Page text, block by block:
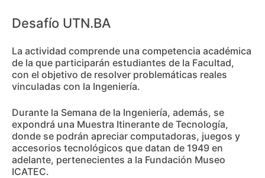
Desafío UTN.BA
La actividad comprende una competencia académica
de la que participarán estudiantes de la Facultad,
con el objetivo de resolver problemáticas reales
vinculadas con la Ingeniería.
Durante la Semana de la Ingeniería, además, se
expondrá una Muestra Itinerante de Tecnología,
donde se podrán apreciar computadoras, juegos y
accesorios tecnológicos que datan de 1949 en
adelante, pertenecientes a la Fundación Museo
ICATEC.